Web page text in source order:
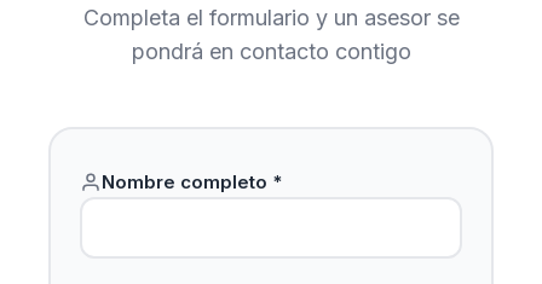
Completa el formulario y un asesor se
pondrá en contacto contigo
Nombre completo *